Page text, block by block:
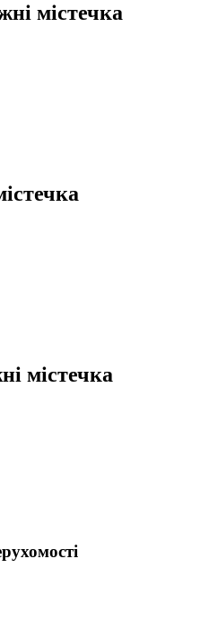
містечка
містечка